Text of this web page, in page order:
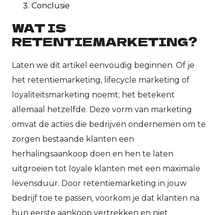
Conclusie
WAT IS
RETENTIEMARKETING?
Laten we dit artikel eenvoudig beginnen. Of je
het retentiemarketing, lifecycle marketing of
loyaliteitsmarketing noemt; het betekent
allemaal hetzelfde. Deze vorm van marketing
omvat de acties die bedrijven ondernemen om te
zorgen bestaande klanten een
herhalingsaankoop doen en hen te laten
uitgroeien tot loyale klanten met een maximale
levensduur. Door retentiemarketing in jouw
bedrijf toe te passen, voorkom je dat klanten na
hun eerste aankoop vertrekken en niet